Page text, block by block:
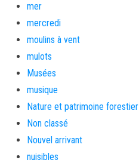
mer
mercredi
moulins à vent
mulots
Musées
musique
Nature et patrimoine forestier
Non classé
Nouvel arrivant
nuisibles